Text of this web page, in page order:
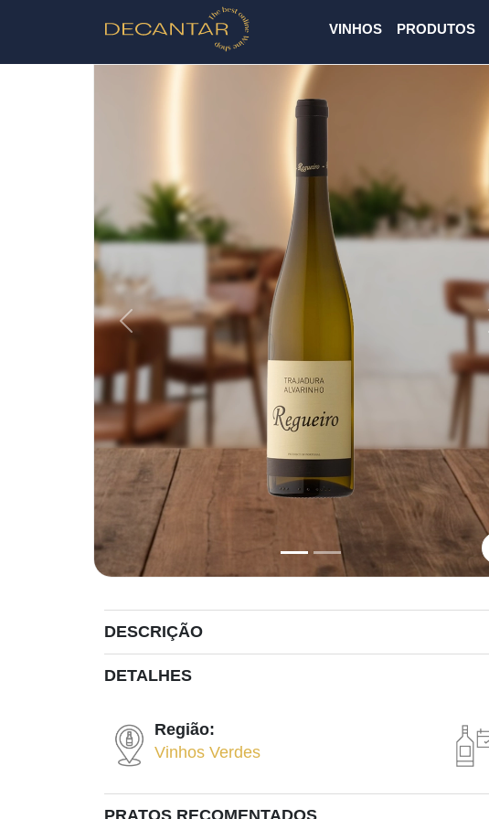
VINHOS PRODUTOS
Previous
DESCRIÇÃO
DETALHES
Região:
Vinhos Verdes